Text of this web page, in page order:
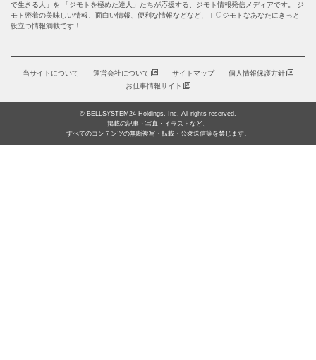
で生きる人」を 「ジモトを極めた達人」たちが応援する、ジモト情報発信メディアです。 ジ
モト密着の美味しい情報、面白い情報、便利な情報などなど、Ｉ♡ジモトなあなたにきっと
役立つ情報満載です！
当サイトについて 運営会社について サイトマップ
個人情報保護方針
お仕事情報サイト
© BELLSYSTEM24 Holdings, Inc. All rights reserved.
掲載の記事・写真・イラストなど、
すべてのコンテンツの無断複写・転載・公衆送信等を禁じます。